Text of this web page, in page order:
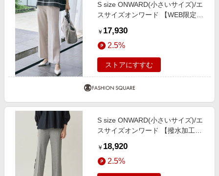
S size ONWARD(小さいサイズ)/エ
スサイズオンワード 【WEB限定カ
ギャバストレート パンツ ベージュ
34
￥ 17,930
2.5%
ストアにすすむ
S size ONWARD(小さいサイズ)/エ
スサイズオンワード 【撥水加工・
レート パンツ モノトーン系チェッ
ク 32
￥ 18,920
2.5%